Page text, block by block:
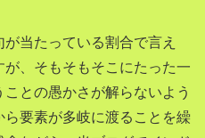
当たっている割合で言え
、そもそもそこにたった一
との愚かさが解らないよう
要素が多岐に渡ることを繰